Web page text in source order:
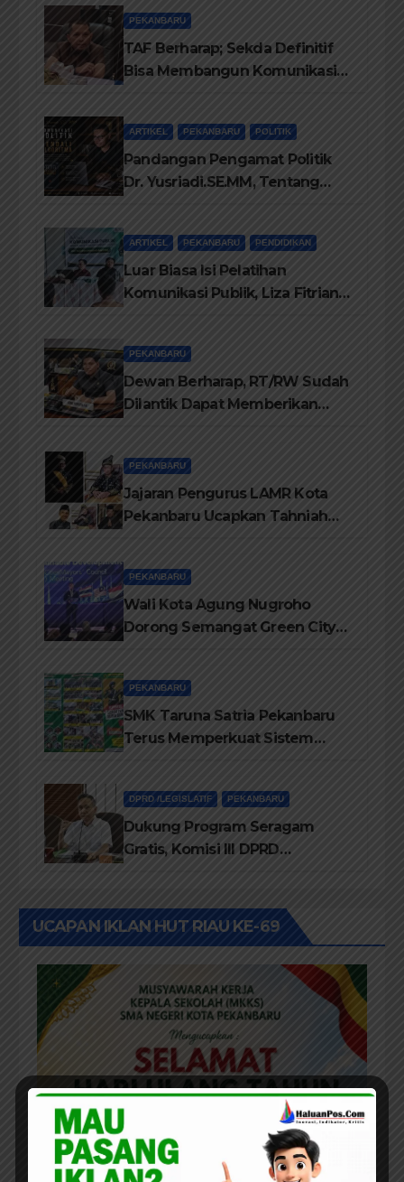
PEKANBARU
TAF Berharap; Sekda Definitif
Bisa Membangun Komunikasi
ARTIKEL PEKANBARU POLITIK
Pandangan Pengamat Politik
Dr. Yusriadi.SE.MM, Tentang
ARTIKEL PEKANBARU PENDIDIKAN
Luar Biasa Isi Pelatihan
Komunikasi Publik, Liza Fitriani
PEKANBARU
Dewan Berharap, RT/RW Sudah
Dilantik Dapat Memberikan
PEKANBARU
Jajaran Pengurus LAMR Kota
Pekanbaru Ucapkan Tahniah
PEKANBARU
Wali Kota Agung Nugroho
Dorong Semangat Green City
PEKANBARU
SMK Taruna Satria Pekanbaru
Terus Memperkuat Sistem
DPRD /LEGISLATIF PEKANBARU
Dukung Program Seragam
Gratis, Komisi III DPRD
Diprioritaskan
UCAPAN IKLAN HUT RIAU KE-69